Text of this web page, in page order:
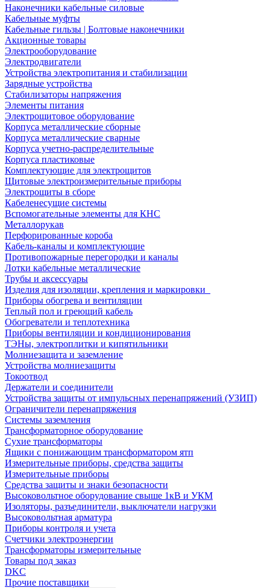
Наконечники кабельные силовые
Кабельные муфты
Кабельные гильзы | Болтовые наконечники
Акционные товары
Электрооборудование
Электродвигатели
Устройства электропитания и стабилизации
Зарядные устройства
Стабилизаторы напряжения
Элементы питания
Электрощитовое оборудование
Корпуса металлические сборные
Корпуса металлические сварные
Корпуса учетно-распределительные
Корпуса пластиковые
Комплектующие для электрощитов
Щитовые электроизмерительные приборы
Электрощиты в сборе
Кабеленесущие системы
Вспомогательные элементы для КНС
Металлорукав
Перфорированные короба
Кабель-каналы и комплектующие
Противопожарные перегородки и каналы
Лотки кабельные металлические
Трубы и аксессуары
Изделия для изоляции, крепления и маркировки
Приборы обогрева и вентиляции
Теплый пол и греющий кабель
Обогреватели и теплотехника
Приборы вентиляции и кондиционирования
ТЭНы, электроплитки и кипятильники
Молниезащита и заземление
Устройства молниезащиты
Токоотвод
Держатели и соединители
Устройства защиты от импульсных перенапряжений (УЗИП)
Ограничители перенапряжения
Системы заземления
Трансформаторное оборудование
Сухие трансформаторы
Ящики с понижающим трансформатором ятп
Измерительные приборы, средства защиты
Измерительные приборы
Средства защиты и знаки безопасности
Высоковольтное оборудование свыше 1кВ и УКМ
Изоляторы, разъединители, выключатели нагрузки
Высоковольтная арматура
Приборы контроля и учета
Счетчики электроэнергии
Трансформаторы измерительные
Товары под заказ
DKC
Прочие поставщики